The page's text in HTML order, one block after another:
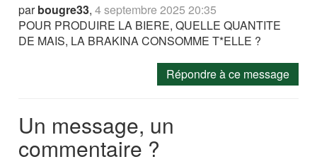
parbougre33,4 septembre 2025 20:35
POUR PRODUIRE LA BIERE, QUELLE QUANTITE
DE MAIS, LA BRAKINA CONSOMME T*ELLE ?
Répondre à ce message
Un message, un
commentaire ?